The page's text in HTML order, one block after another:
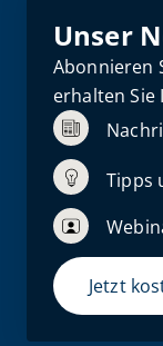
Unser
Abonnieren
erhalten
Tipps
Jetzt